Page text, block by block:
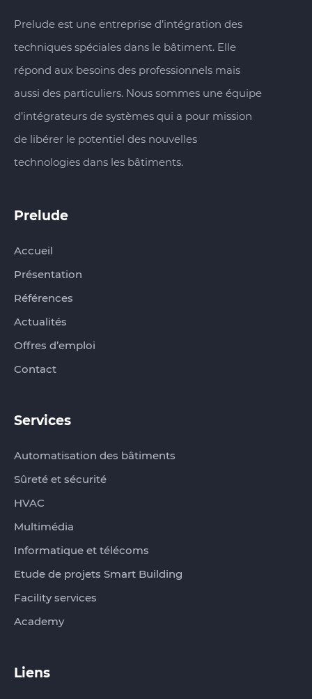
Prelude est une entreprise d’intégration des
techniques spéciales dans le bâtiment. Elle
répond aux besoins des professionnels mais
aussi des particuliers. Nous sommes une équipe
d’intégrateurs de systèmes qui a pour mission
de libérer le potentiel des nouvelles
technologies dans les bâtiments.
Prelude
Accueil
Présentation
Références
Actualités
Offres d’emploi
Contact
Services
Automatisation des bâtiments
Sûreté et sécurité
HVAC
Multimédia
Informatique et télécoms
Etude de projets Smart Building
Facility services
Academy
Liens